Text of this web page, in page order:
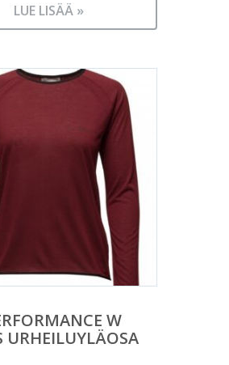
LUE LISÄÄ »
W
URHEILUYLÄOSA